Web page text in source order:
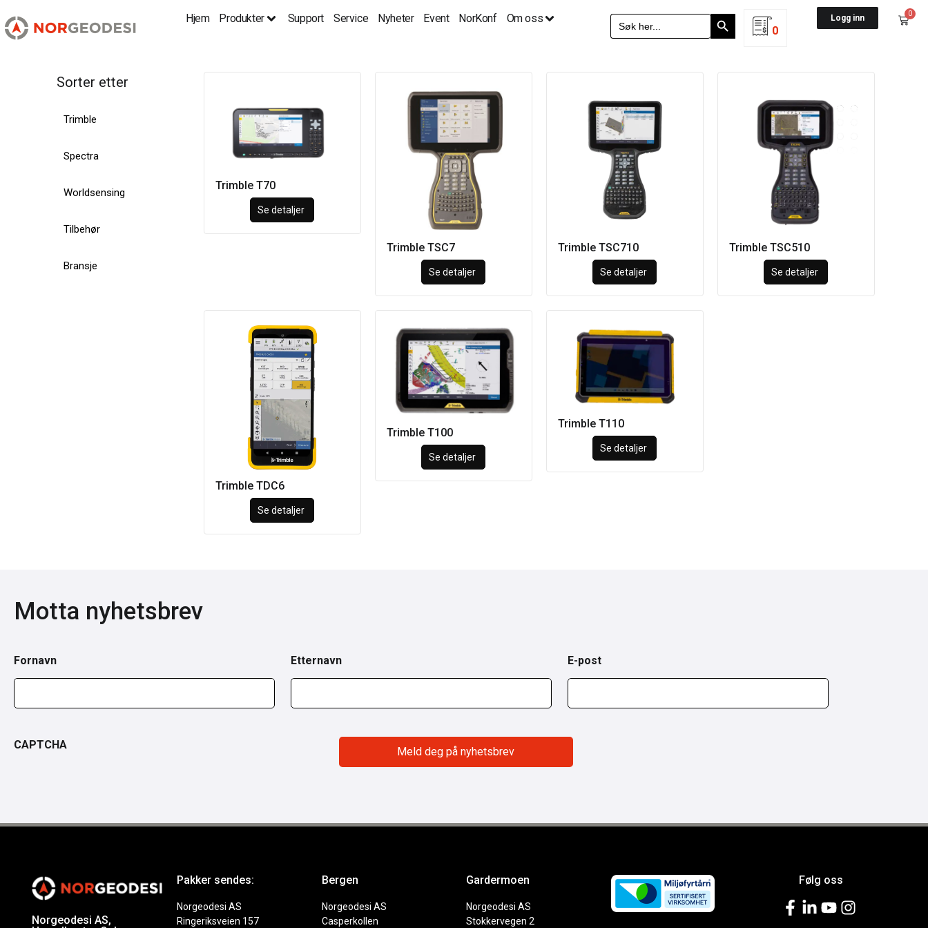
Hjem Produkter Support Service Nyheter Event NorKonf Om oss
Search
for:
Search Button
0
Logg inn 0
Sorter etter
Trimble
Spectra
Worldsensing
Tilbehør
Bransje
Trimble T70
Se detaljer
Trimble TSC7
Se detaljer
Trimble TSC710
Se detaljer
Trimble TSC510
Se detaljer
Trimble TDC6
Se detaljer
Trimble T100
Se detaljer
Trimble T110
Se detaljer
Motta nyhetsbrev
Fornavn Etternavn E-post
CAPTCHA
Norgeodesi AS,
Pakker sendes:
Norgeodesi AS
Ringeriksveien 157
Bergen
Norgeodesi AS
Casperkollen
Gardermoen
Norgeodesi AS
Stokkervegen 2
Følg oss